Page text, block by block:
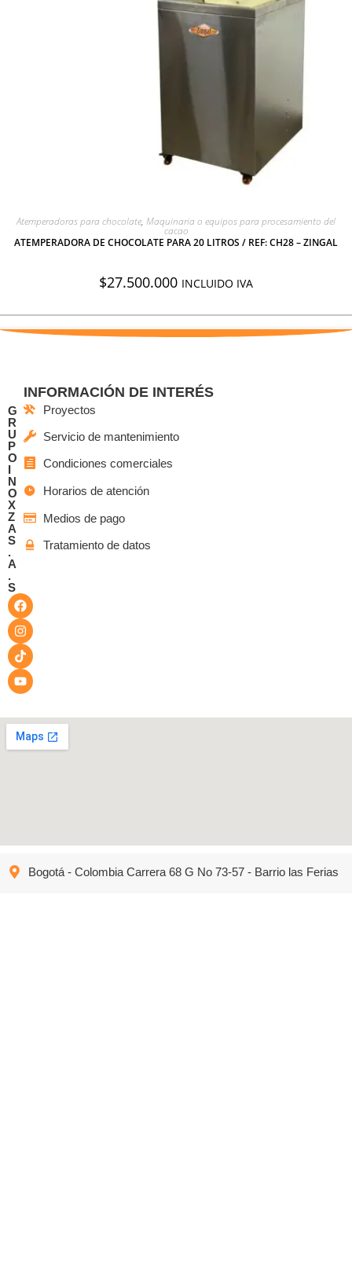
AGREGAR A COTIZACIÓN
Atemperadoras para chocolate, Maquinaria o equipos para procesamiento del
cacao
ATEMPERADORA DE CHOCOLATE PARA 20 LITROS / REF: CH28 – ZINGAL
$27.500.000 INCLUIDO IVA
G
R
U
P
O
I
N
O
X
Z
A
S
.
A
.
S
INFORMACIÓN DE INTERÉS
Proyectos
Servicio de mantenimiento
Condiciones comerciales
Horarios de atención
Medios de pago
Tratamiento de datos
Bogotá - Colombia Carrera 68 G No 73-57 - Barrio las Ferias